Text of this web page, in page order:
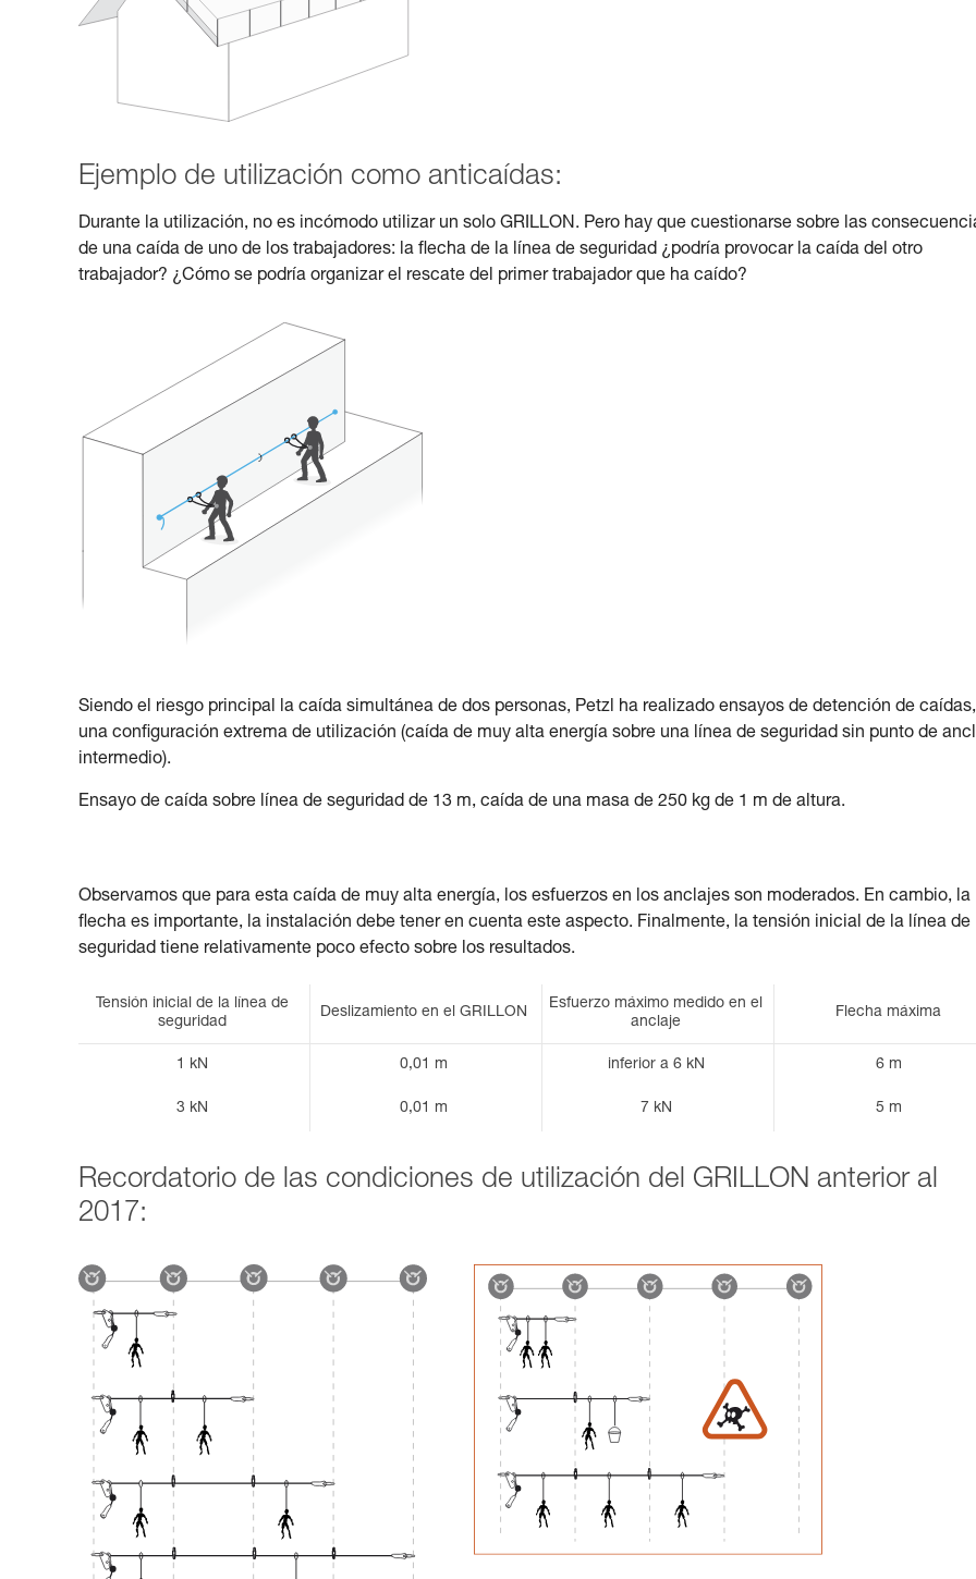
Ejemplo de utilización como anticaídas:
Durante la utilización, no es incómodo utilizar un solo GRILLON. Pero hay que cuestionarse sobre las
de una caída de uno de los trabajadores: la flecha de la línea de seguridad ¿podría provocar la caída del otro
trabajador? ¿Cómo se podría organizar el rescate del primer trabajador que ha caído?
Siendo el riesgo principal la caída simultánea de dos personas, Petzl ha realizado ensayos de detención de
una configuración extrema de utilización (caída de muy alta energía sobre una línea de seguridad sin punto de
intermedio).
Ensayo de caída sobre línea de seguridad de 13 m, caída de una masa de 250 kg de 1 m de altura.
Observamos que para esta caída de muy alta energía, los esfuerzos en los anclajes son moderados. En cambio, la
flecha es importante, la instalación debe tener en cuenta este aspecto. Finalmente, la tensión inicial de la línea de
seguridad tiene relativamente poco efecto sobre los resultados.
Tensión inicial de la línea de
seguridad
Deslizamiento en el GRILLON
Esfuerzo máximo medido en el
anclaje
Flecha máxima
1 kN 0,01 m inferior a 6 kN 6 m
3 kN 0,01 m 7 kN 5 m
Recordatorio de las condiciones de utilización del GRILLON anterior al
2017: